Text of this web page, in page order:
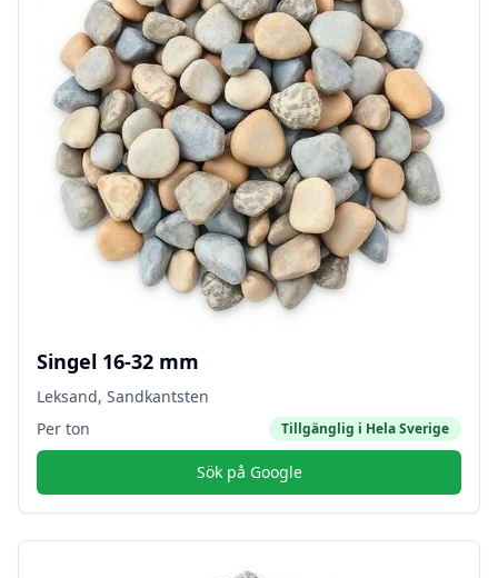
Singel 16-32 mm
Leksand, Sandkantsten
Per ton
Tillgänglig i Hela Sverige
Sök på Google